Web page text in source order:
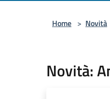
Home > Novità
Novità: